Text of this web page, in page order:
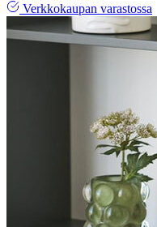
Verkkokaupan varastossa